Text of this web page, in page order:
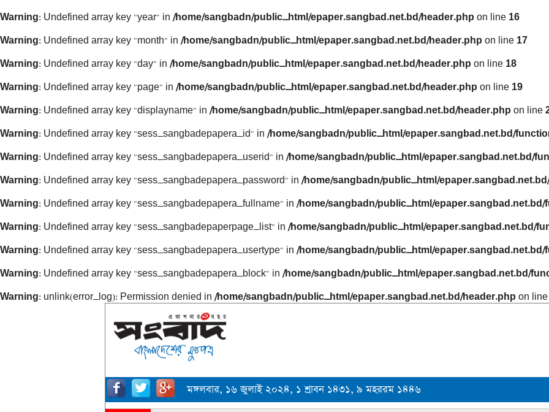
Warning: Undefined array key "year" in /home/sangbadn/public_html/epaper.sangbad.net.bd/header.php on line 16
Warning: Undefined array key "month" in /home/sangbadn/public_html/epaper.sangbad.net.bd/header.php on line 17
Warning: Undefined array key "day" in /home/sangbadn/public_html/epaper.sangbad.net.bd/header.php on line 18
Warning: Undefined array key "page" in /home/sangbadn/public_html/epaper.sangbad.net.bd/header.php on line 19
Warning: Undefined array key "displayname" in /home/sangbadn/public_html/epaper.sangbad.net.bd/header.php on line
Warning: Undefined array key "sess_sangbadepapera_id" in /home/sangbadn/public_html/epaper.sangbad.net.bd/
Warning: Undefined array key "sess_sangbadepapera_userid" in /home/sangbadn/public_html/epaper.sangbad.net.bd/
Warning: Undefined array key "sess_sangbadepapera_password" in /home/sangbadn/public_html/
Warning: Undefined array key "sess_sangbadepapera_fullname" in /home/sangbadn/public_html/
Warning: Undefined array key "sess_sangbadepaperpage_list" in /home/sangbadn/public_html/epaper.sangbad.net.bd/
Warning: Undefined array key "sess_sangbadepapera_usertype" in /home/sangbadn/public_html/
Warning: Undefined array key "sess_sangbadepapera_block" in /home/sangbadn/public_html/epaper.sangbad.net.bd/
Warning: unlink(error_log): Permission denied in /home/sangbadn/public_html/epaper.sangbad.net.bd/header.php on line
মঙ্গলবার, ১৬ জুলাই ২০২৪, ১ শ্রাবন ১৪৩১, ৯ মহররম ১৪৪৬